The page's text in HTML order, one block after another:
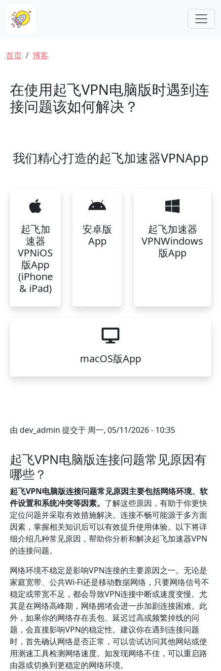
面包屑
首页 博客
在使用起飞VPN电脑版时遇到连
接问题该如何解决？
我们精心打造的起飞加速器VPNApp
起飞加
速器
VPNiOS
版App
(iPhone
& iPad)
安卓版
App
起飞加速器
VPNWindows
版App
macOS版App
由 dev_admin 提交于 周一, 05/11/2026 - 10:35
起飞VPN电脑版连接问题常见原因有
哪些？
起飞VPN电脑版连接问题常见原因主要包括网络环境、软
件设置和系统冲突等因素。 了解这些原因，有助于你更快
定位问题并采取有效措施解决。连接不畅可能源于多方面
因素，掌握相关知识后可以有效提升使用体验。以下将详
细介绍几种常见原因，帮助你分析和解决起飞加速器VPN
的连接问题。
网络环境不稳定是影响VPN连接的主要原因之一。无论是
家庭宽带、公共Wi-Fi还是移动数据网络，只要网络信号不
稳定或带宽不足，都会导致VPN连接中断或速度变慢。尤
其是在网络高峰期，网络拥堵会进一步加剧连接困难。此
外，如果你的网络存在丢包、延迟过高或频繁掉线的问
题，会直接影响VPN的稳定性。建议你在遇到连接问题
时，首先确认网络是否正常，可以尝试访问其他网站或使
用测速工具检测网络速度。如发现网络不佳，可以重启路
由器或切换到更稳定的网络环境。